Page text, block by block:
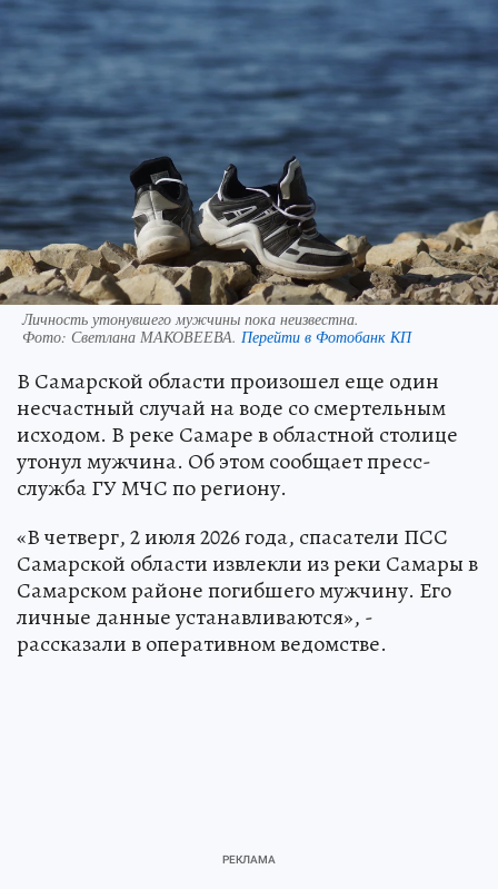
Личность утонувшего мужчины пока неизвестна.
Фото: Светлана МАКОВЕЕВА. Перейти в Фотобанк КП
В Самарской области произошел еще один
несчастный случай на воде со смертельным
исходом. В реке Самаре в областной столице
утонул мужчина. Об этом сообщает пресс-
служба ГУ МЧС по региону.
«В четверг, 2 июля 2026 года, спасатели ПСС
Самарской области извлекли из реки Самары в
Самарском районе погибшего мужчину. Его
личные данные устанавливаются», -
рассказали в оперативном ведомстве.